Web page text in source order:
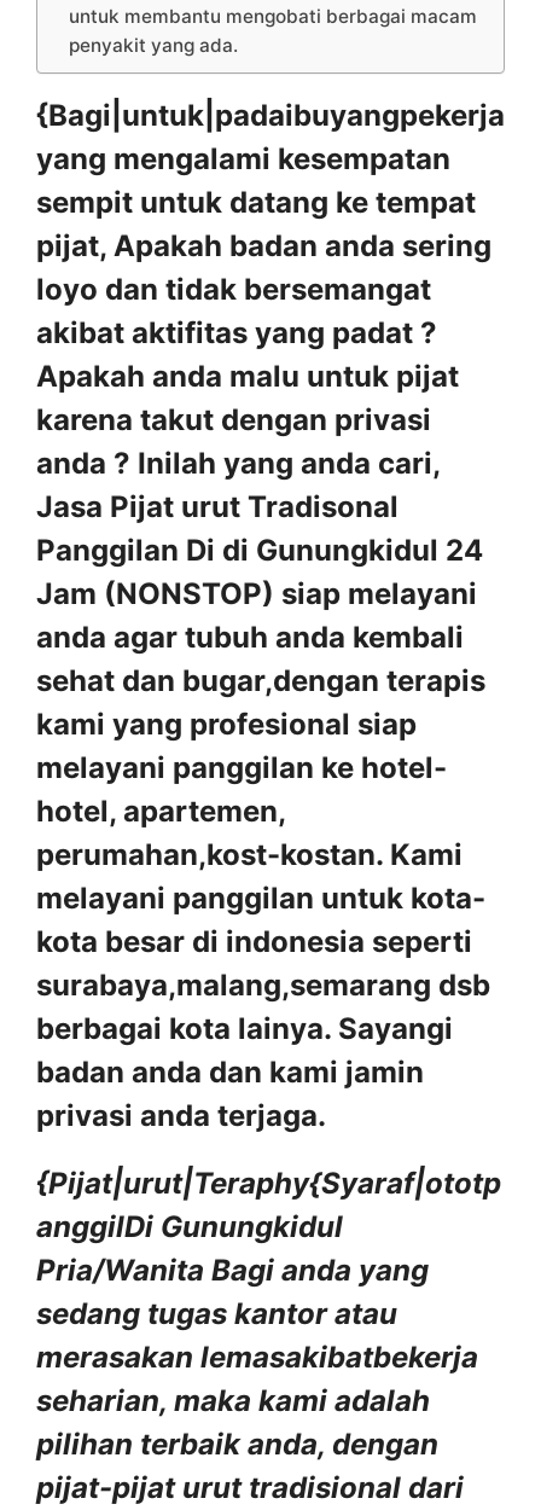
untuk membantu mengobati berbagai macam
penyakit yang ada.
{Bagi|untuk|padaibuyangpekerja
yang mengalami kesempatan
sempit untuk datang ke tempat
pijat, Apakah badan anda sering
loyo dan tidak bersemangat
akibat aktifitas yang padat ?
Apakah anda malu untuk pijat
karena takut dengan privasi
anda ? Inilah yang anda cari,
Jasa Pijat urut Tradisonal
Panggilan Di di Gunungkidul 24
Jam (NONSTOP) siap melayani
anda agar tubuh anda kembali
sehat dan bugar,dengan terapis
kami yang profesional siap
melayani panggilan ke hotel-
hotel, apartemen,
perumahan,kost-kostan. Kami
melayani panggilan untuk kota-
kota besar di indonesia seperti
surabaya,malang,semarang dsb
berbagai kota lainya. Sayangi
badan anda dan kami jamin
privasi anda terjaga.
{Pijat|urut|Teraphy{Syaraf|ototp
anggilDi Gunungkidul
Pria/Wanita Bagi anda yang
sedang tugas kantor atau
merasakan lemasakibatbekerja
seharian, maka kami adalah
pilihan terbaik anda, dengan
pijat-pijat urut tradisional dari